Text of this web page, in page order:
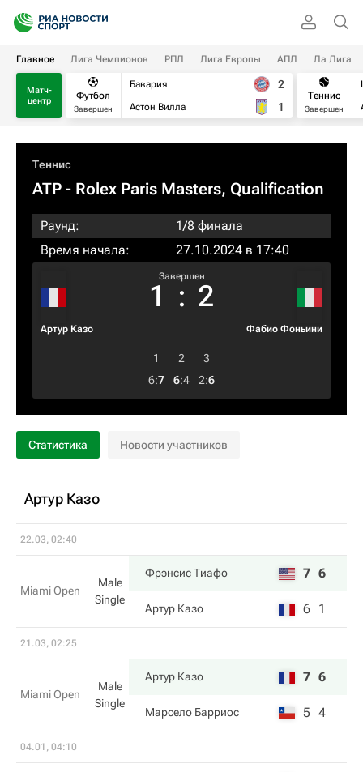
Главное Лига Чемпионов РПЛ Лига Европы АПЛ Ла Лига
Матч-
центр
Футбол
Завершен
Бавария
Астон Вилла
2
1
Теннис
Завершен
Теннис
ATP - Rolex Paris Masters, Qualification
Раунд:
1/8 финала
Время начала:
27.10.2024 в 17:40
Артур Казо
Завершен
1 : 2
Фабио Фоньини
1 2
3
6:7 6:4 2:6
Статистика Новости участников
Артур Казо
22.03, 02:40
Miami Open
Male
Single
Фрэнсис Тиафо 7 6
Артур Казо 6 1
21.03, 02:25
Miami Open
Male
Single
Артур Казо 7 6
Марсело Барриос 5 4
04.01, 04:10